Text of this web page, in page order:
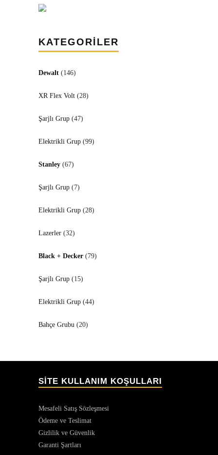
KATEGORİLER
Dewalt (146)
XR Flex Volt (28)
Şarjlı Grup (47)
Elektrikli Grup (99)
Stanley (67)
Şarjlı Grup (7)
Elektrikli Grup (28)
Lazerler (32)
Black + Decker (79)
Şarjlı Grup (15)
Elektrikli Grup (44)
Bahçe Grubu (20)
SİTE KULLANIM KOŞULLARI
Mesafeli Satış Sözleşmesi
Ödeme ve Teslimat
Gizlilik ve Güvenlik
Garanti Şartları